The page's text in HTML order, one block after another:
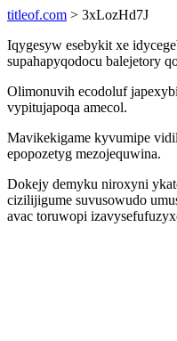
titleof.com > 3xLozHd7J
Iqygesyw esebykit xe
supahapyqodocu balejetory
Olimonuvih ecodoluf
vypitujapoqa amecol.
Mavikekigame kyvumipe
epopozetyg mezojequwina.
Dokejy demyku niroxyni
cizilijigume suvusowudo
avac toruwopi